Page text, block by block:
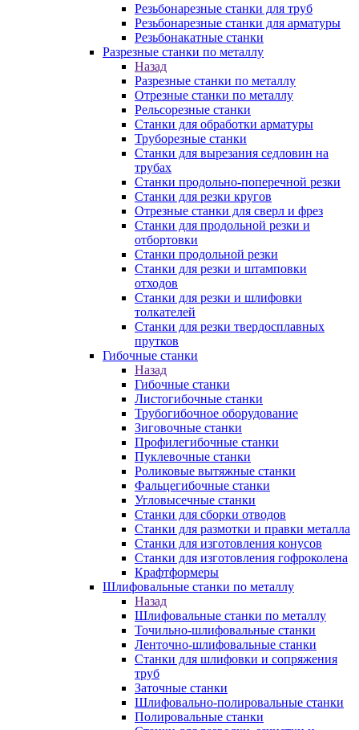
Резьбонарезные станки для труб
Резьбонарезные станки для арматуры
Резьбонакатные станки
Разрезные станки по металлу
Назад
Разрезные станки по металлу
Отрезные станки по металлу
Рельсорезные станки
Станки для обработки арматуры
Труборезные станки
Станки для вырезания седловин на
трубаx
Станки продольно-поперечной резки
Станки для резки кругов
Отрезные станки для сверл и фрез
Станки для продольной резки и
отбортовки
Станки продольной резки
Станки для резки и штамповки
отходов
Станки для резки и шлифовки
толкателей
Станки для резки твердосплавных
прутков
Гибочные станки
Назад
Гибочные станки
Листогибочные станки
Трубогибочное оборудование
Зиговочные станки
Профилегибочные станки
Пуклевочные станки
Роликовые вытяжные станки
Фальцегибочные станки
Угловысечные станки
Станки для сборки отводов
Станки для размотки и правки металла
Станки для изготовления конусов
Станки для изготовления гофроколена
Крафтформеры
Шлифовальные станки по металлу
Назад
Шлифовальные станки по металлу
Точильно-шлифовальные станки
Ленточно-шлифовальные станки
Станки для шлифовки и сопряжения
труб
Заточные станки
Шлифовально-полировальные станки
Полировальные станки